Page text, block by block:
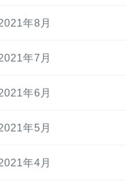
年8月
年7月
年6月
年5月
年4月